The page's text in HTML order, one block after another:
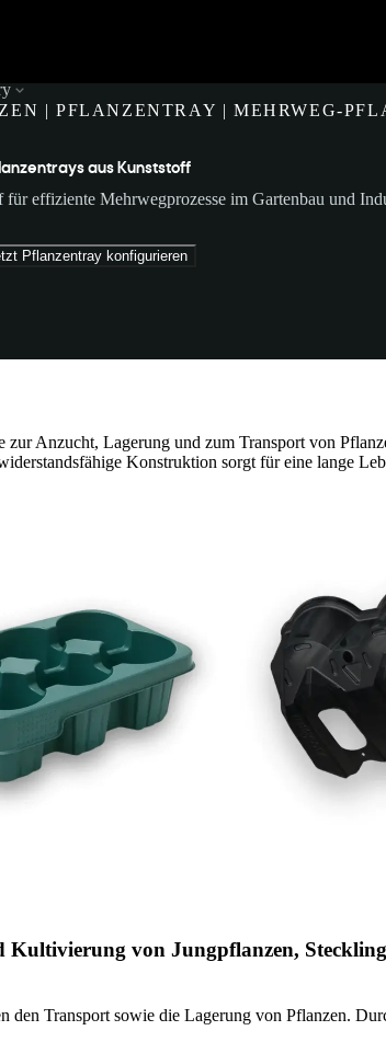
| PFLANZENTRAY | MEHRWEG-
aus Kunststoff
für effiziente Mehrwegprozesse im Gartenbau und
Pflanzentray konfigurieren
Anzucht, Lagerung und zum Transport von
Konstruktion sorgt für eine lange
von Jungpflanzen,
den Transport sowie die Lagerung von Pflanzen.